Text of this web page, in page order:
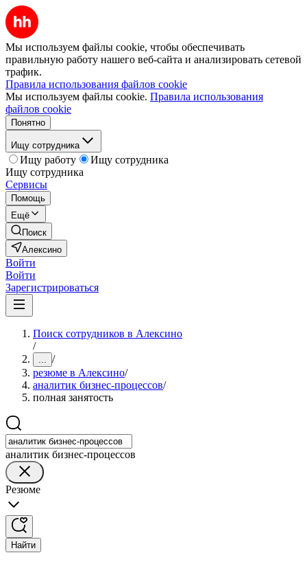
Мы используем файлы cookie, чтобы обеспечивать
правильную работу нашего веб-сайта и анализировать сетевой
трафик.
Правила использования файлов cookie
Мы используем файлы cookie. Правила использования
файлов cookie
Понятно
Ищу сотрудника
Ищу работу
Ищу сотрудника
Ищу сотрудника
Сервисы
Помощь
Ещё
Поиск
Алексино
Войти
Войти
Зарегистрироваться
Поиск сотрудников в Алексино
/
... /
резюме в Алексино/
аналитик бизнес-процессов/
полная занятость
аналитик бизнес-процессов
Резюме
Найти